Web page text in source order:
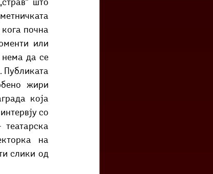
што
почна
или
нема да се
Публиката
жири
која
со
на
слики од